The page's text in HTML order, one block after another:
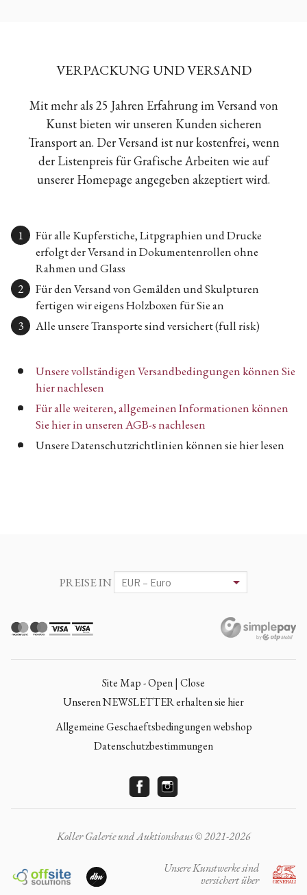
VERPACKUNG UND VERSAND
Mit mehr als 25 Jahren Erfahrung im Versand von
Kunst bieten wir unseren Kunden sicheren
Transport an. Der Versand ist nur kostenfrei, wenn
der Listenpreis für Grafische Arbeiten wie auf
unserer Homepage angegeben akzeptiert wird.
Für alle Kupferstiche, Litpgraphien und Drucke
erfolgt der Versand in Dokumentenrollen ohne
Rahmen und Glass
Für den Versand von Gemälden und Skulpturen
fertigen wir eigens Holzboxen für Sie an
Alle unsere Transporte sind versichert (full risk)
Unsere vollständigen Versandbedingungen können Sie
hier nachlesen
Für alle weiteren, allgemeinen Informationen können
Sie hier in unseren AGB-s nachlesen
Unsere Datenschutzrichtlinien können sie hier lesen
PREISE IN
Site Map - Open | Close
Unseren NEWSLETTER erhalten sie hier
Allgemeine Geschaeftsbedingungen webshop
Datenschutzbestimmungen
Koller Galerie und Auktionshaus © 2021-2026
Unsere Kunstwerke sind
versichert über